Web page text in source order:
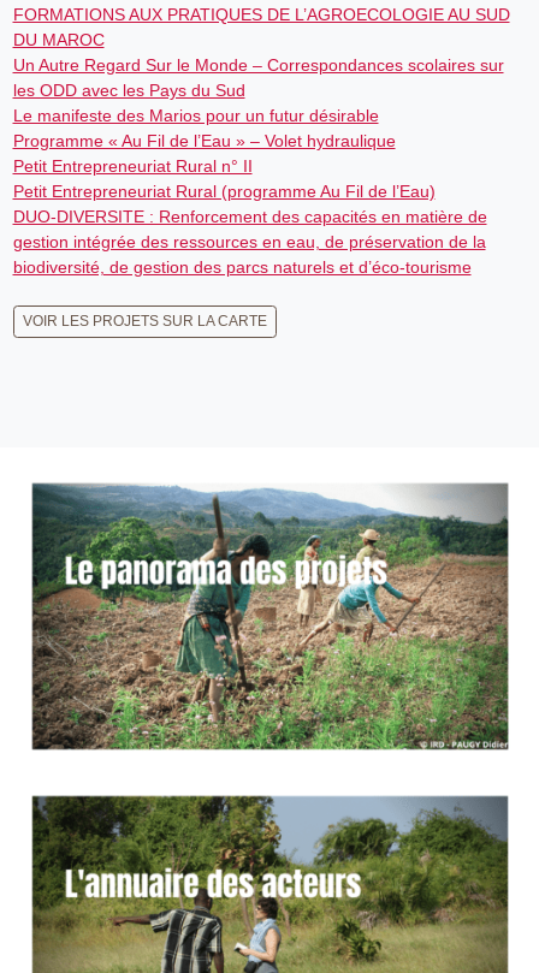
FORMATIONS AUX PRATIQUES DE L’AGROECOLOGIE AU SUD
DU MAROC
Un Autre Regard Sur le Monde – Correspondances scolaires sur
les ODD avec les Pays du Sud
Le manifeste des Marios pour un futur désirable
Programme « Au Fil de l’Eau » – Volet hydraulique
Petit Entrepreneuriat Rural n° II
Petit Entrepreneuriat Rural (programme Au Fil de l’Eau)
DUO-DIVERSITE : Renforcement des capacités en matière de
gestion intégrée des ressources en eau, de préservation de la
biodiversité, de gestion des parcs naturels et d’éco-tourisme
VOIR LES PROJETS SUR LA CARTE